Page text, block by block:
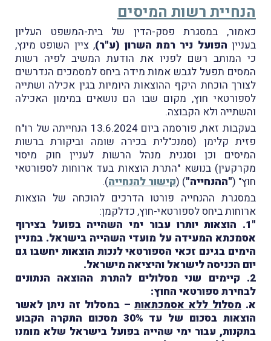
הנחיית רשות המיסים
כאמור, במסגרת פסק-הדין של בית-המשפט העליון
בעניין הפועל ניר רמת השרון (ע"ר), ציין השופט מינץ,
כי המותב רשם לפניו את הודעת המשיב לפיה רשות
המסים תפעל לגבש אמוֹת מידה ביחס למסמכים הנדרשים
לצורך הוכחת היקף ההוצאות היומיות בגין אכילה ושתייה
לספורטאי חוץ, מקום שבו הם נושאים במימון האכילה
והשתייה ולא הקבוצה.
בעקבות זאת, פורסמה ביום 13.6.2024 הנחייתה של רו"ח
פזית קלימן (סמנכ"לית בכירה שומה וביקורת ברשות
המיסים וכן וסגנית מנהל הרשות לעניין חוק מיסוי
מקרקעין) בנושא "התרת הוצאות בעד ארוחות לספורטאי
חוץ" ("ההנחייה") (קישור להנחייה).
במסגרת ההנחייה פורטו הדרכים להוכחה של הוצאות
ארוחות ביחס לספורטאי-חוץ, כדלקמן:
"1. הוצאות יותרו עבור ימי השהייה בפועל בצירוף
אסמכתא המעידה על מועדי השהייה בישראל. במניין
הימים בגינם זכאי הספורטאי לנכות הוצאות יחשבו גם
יום הכניסה לישראל והיציאה מישראל.
2. קיימים שני מסלולים להתרת ההוצאה הנתונים
לבחירת ספורטאי החוץ:
א. מסלול ללא אסמכתאות– במסלול זה ניתן לאשר
הוצאות בסכום של עד 30% מסכום התקרה הקבוע
בתקנות, עבור ימי שהייה בפועל בישראל שלא מומנו